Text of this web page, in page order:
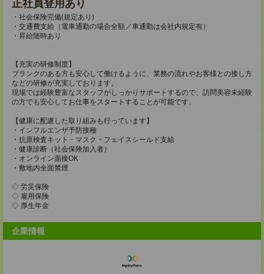
正社員登用あり
・社会保険完備(規定あり)
・交通費支給（電車通勤の場合全額／車通勤は会社内規定有）
・昇給随時あり
【充実の研修制度】
ブランクのある方も安心して働けるように、業務の流れやお客様との接し方
などの研修が充実しております。
現場では経験豊富なスタッフがしっかりサポートするので、訪問美容未経験
の方でも安心してお仕事をスタートすることが可能です。
【健康に配慮した取り組みも行っています】
・インフルエンザ予防接種
・抗原検査キット・マスク・フェイスシールド支給
・健康診断（社会保険加入者）
・オンライン面接OK
・敷地内全面禁煙
◇ 労災保険
◇ 雇用保険
◇ 厚生年金
企業情報